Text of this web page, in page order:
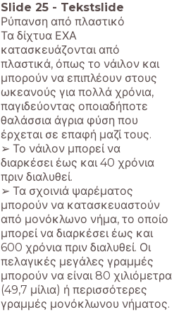
Slide 25 - Tekstslide
Ρύπανση από πλαστικό
Τα δίχτυα ΕΧΑ
κατασκευάζονται από
πλαστικά, όπως το νάιλον και
μπορούν να επιπλέουν στους
ωκεανούς για πολλά χρόνια,
παγιδεύοντας οποιαδήποτε
θαλάσσια άγρια φύση που
έρχεται σε επαφή μαζί τους.
➢ Το νάιλον μπορεί να
διαρκέσει έως και 40 χρόνια
πριν διαλυθεί.
➢ Τα σχοινιά ψαρέματος
μπορούν να κατασκευαστούν
από μονόκλωνο νήμα, το οποίο
μπορεί να διαρκέσει έως και
600 χρόνια πριν διαλυθεί. Οι
πελαγικές μεγάλες γραμμές
μπορούν να είναι 80 χιλιόμετρα
(49,7 μίλια) ή περισσότερες
γραμμές μονόκλωνου νήματος.